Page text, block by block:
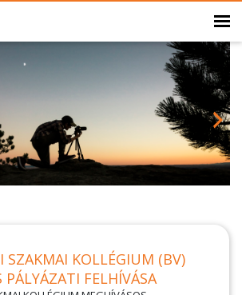
SZAKMAI KOLLÉGIUM (BV)
PÁLYÁZATI FELHÍVÁSA